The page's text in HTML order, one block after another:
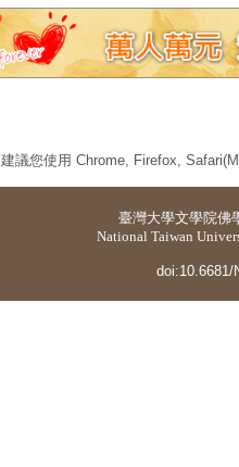
建議您使用 Chrome, Firefox,
臺灣大學文學院佛
National Taiwan
doi:10.6681/